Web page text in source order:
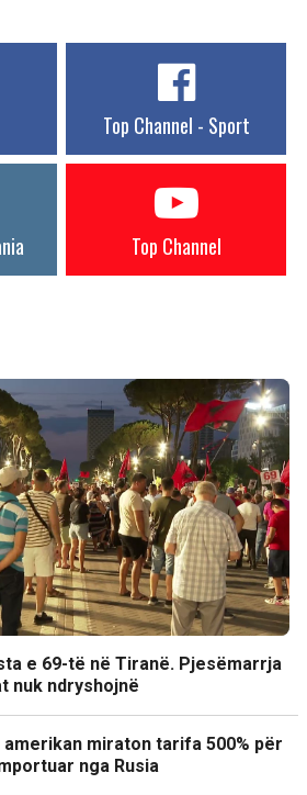
Top Channel - Sport
Top Channel
e 69-të në Tiranë. Pjesëmarrja
nuk ndryshojnë
amerikan miraton tarifa 500% për
nga Rusia